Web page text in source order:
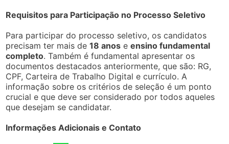
Requisitos para Participação no Processo Seletivo
Para participar do processo seletivo, os candidatos
precisam ter mais de18 anos eensino fundamental
completo. Também é fundamental apresentar os
documentos destacados anteriormente, que são: RG,
CPF, Carteira de Trabalho Digital e currículo. A
informação sobre os critérios de seleção é um ponto
crucial e que deve ser considerado por todos aqueles
que desejam se candidatar.
Informações Adicionais e Contato